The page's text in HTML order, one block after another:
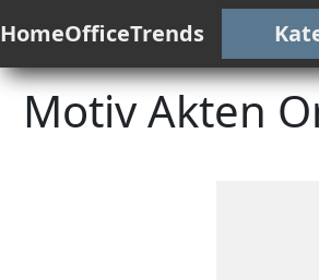
HomeOfficeTrends
Motiv Akten